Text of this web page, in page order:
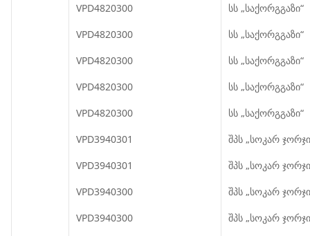
VPD4820300
სს „საქორგგაზი“
VPD4820300
სს „საქორგგაზი“
VPD4820300
სს „საქორგგაზი“
VPD4820300
სს „საქორგგაზი“
VPD4820300
სს „საქორგგაზი“
VPD3940301
შპს „სოკარ
VPD3940301
შპს „სოკარ
VPD3940300
შპს „სოკარ
VPD3940300
შპს „სოკარ